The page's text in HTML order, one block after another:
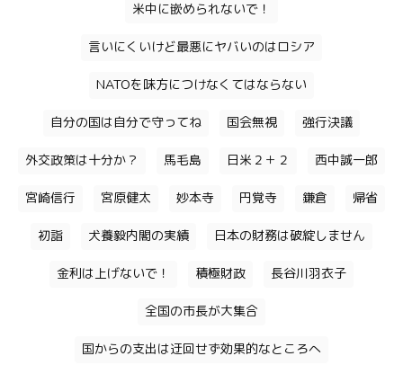
米中に嵌められないで！
言いにくいけど最悪にヤバいのはロシア
NATOを味方につけなくてはならない
自分の国は自分で守ってね 国会無視 強行決議
外交政策は十分か？ 馬毛島 日米２＋２ 西中誠一郎
宮崎信行 宮原健太 妙本寺 円覚寺 鎌倉 帰省
初詣 犬養毅内閣の実績 日本の財務は破綻しません
金利は上げないで！ 積極財政 長谷川羽衣子
全国の市長が大集合
国からの支出は迂回せず効果的なところへ